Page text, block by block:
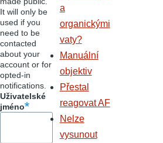
It will only be
used if you
need to be
contacted
about your
account or for
opted-in
notifications.
Uživatelské
jméno
a
organickými
vaty?
Manuální
objektiv
Přestal
reagovat AF
Nelze
vysunout